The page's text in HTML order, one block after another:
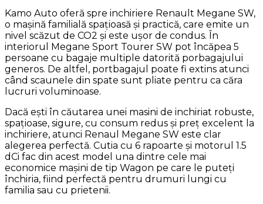
Kamo Auto oferă spre inchiriere Renault Megane SW,
o mașină familială spațioasă și practică, care emite un
nivel scăzut de CO2 și este ușor de condus. În
interiorul Megane Sport Tourer SW pot încăpea 5
persoane cu bagaje multiple datorită porbagajului
generos. De altfel, portbagajul poate fi extins atunci
când scaunele din spate sunt pliate pentru ca căra
lucruri voluminoase.
Dacă ești în căutarea unei masini de inchiriat robuste,
spațioase, sigure, cu consum redus și preț excelent la
inchiriere, atunci Renaul Megane SW este clar
alegerea perfectă. Cutia cu 6 rapoarte și motorul 1.5
dCi fac din acest model una dintre cele mai
economice mașini de tip Wagon pe care le puteți
închiria, fiind perfectă pentru drumuri lungi cu
familia sau cu prietenii.